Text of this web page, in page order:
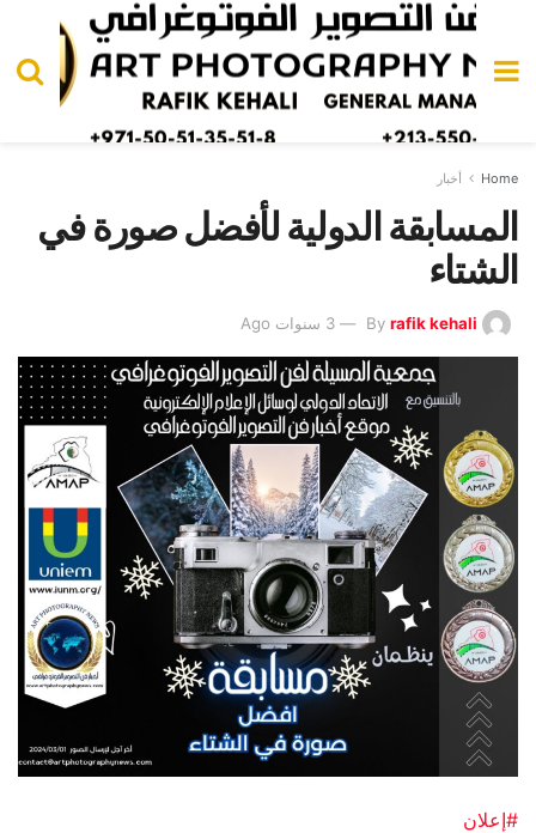
Home أخبار
المسابقة الدولية لأفضل صورة في
الشتاء
By rafik kehali 3 سنوات Ago
#إعلان